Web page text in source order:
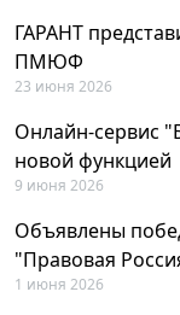
ГАРАНТ
ПМЮФ
23 июня 2026
Онлайн-сервис
новой функцией
9 июня 2026
Объявлены
"Правовая
1 июня 2026